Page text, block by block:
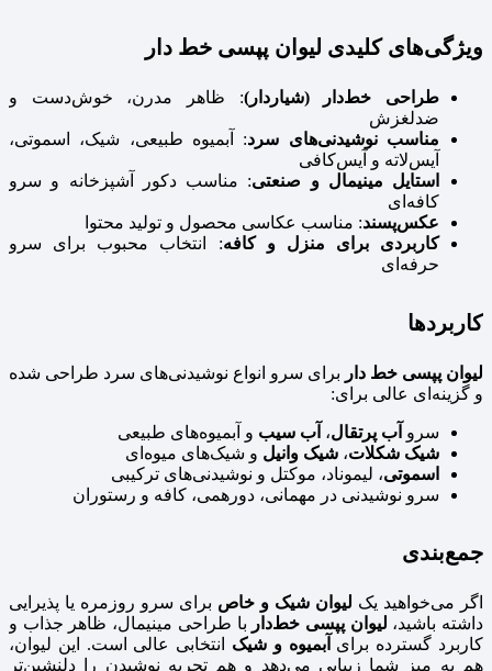
ویژگی‌های کلیدی لیوان پپسی خط‌ دار
طراحی خط‌دار (شیاردار): ظاهر مدرن، خوش‌دست و
ضدلغزش
مناسب نوشیدنی‌های سرد: آبمیوه طبیعی، شیک، اسموتی،
آیس‌لاته و آیس‌کافی
استایل مینیمال و صنعتی: مناسب دکور آشپزخانه و سرو
کافه‌ای
عکس‌پسند: مناسب عکاسی محصول و تولید محتوا
کاربردی برای منزل و کافه: انتخاب محبوب برای سرو
حرفه‌ای
کاربردها
لیوان پپسی خط‌ دار برای سرو انواع نوشیدنی‌های سرد طراحی شده
و گزینه‌ای عالی برای:
سرو آب پرتقال، آب سیب و آبمیوه‌های طبیعی
شیک شکلات، شیک وانیل و شیک‌های میوه‌ای
اسموتی، لیموناد، موکتل و نوشیدنی‌های ترکیبی
سرو نوشیدنی در مهمانی، دورهمی، کافه و رستوران
جمع‌بندی
اگر می‌خواهید یک لیوان شیک و خاص برای سرو روزمره یا پذیرایی
داشته باشید، لیوان پپسی خط‌دار با طراحی مینیمال، ظاهر جذاب و
کاربرد گسترده برای آبمیوه و شیک انتخابی عالی است. این لیوان،
هم به میز شما زیبایی می‌دهد و هم تجربه نوشیدن را دلنشین‌تر